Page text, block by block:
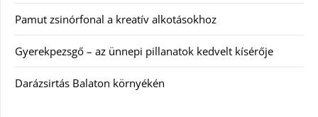
Pamut zsinórfonal a kreatív alkotásokhoz
Gyerekpezsgő – az ünnepi pillanatok kedvelt kísérője
Darázsirtás Balaton környékén